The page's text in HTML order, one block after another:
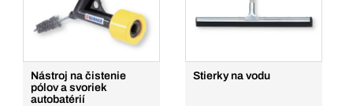
Nástroj na čistenie
pólov a svoriek
autobatérií
Stierky na vodu